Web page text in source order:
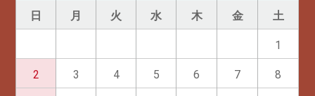
日 月 火 水 木 金 土
1
2 3 4 5 6 7 8